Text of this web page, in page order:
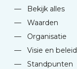
—
Bekijk alles
—
Waarden
—
Organisatie
—
Visie en beleid
—
Standpunten